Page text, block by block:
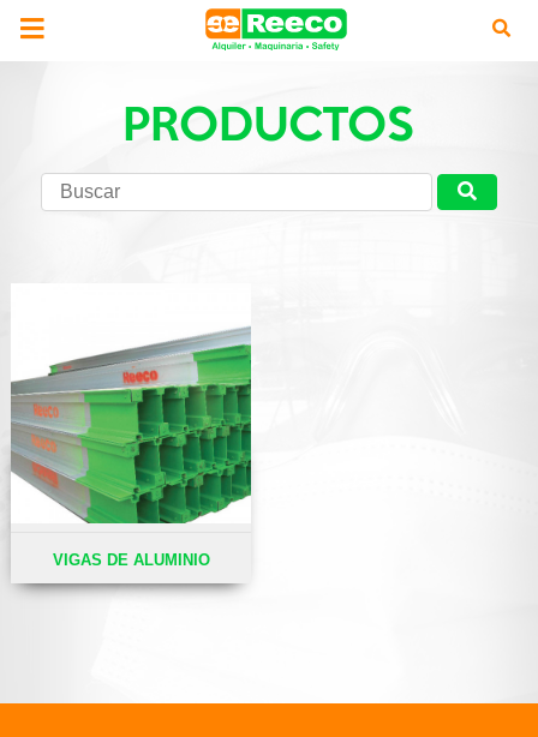
PRODUCTOS
VIGAS DE ALUMINIO